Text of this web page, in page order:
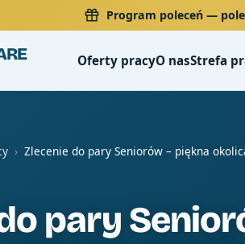
Program poleceń—
Oferty pracyO nasStrefa
› Zlecenie do pary Seniorów – piękna
pary